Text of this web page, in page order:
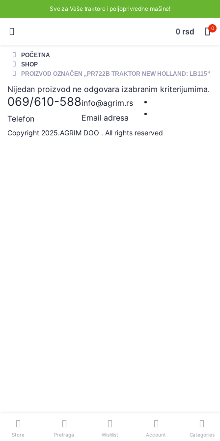
Sve za Vaše traktore i poljoprivredne mašine!
0 rsd 0
Store Pretraga Wishlist Account Categories
POČETNA
SHOP
PROIZVOD OZNAČEN „PR722B TRAKTOR NEW HOLLAND: LB115“
Nijedan proizvod ne odgovara izabranim kriterijumima.
069/610-588
Telefon
info@agrim.rs
Email adresa
Copyright 2025.AGRIM DOO . All rights reserved